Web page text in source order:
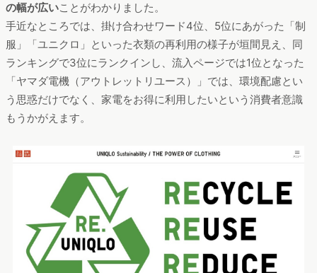
の幅が広いことがわかりました。
手近なところでは、掛け合わせワード4位、5位にあがった「制
服」「ユニクロ」といった衣類の再利用の様子が垣間見え、同
ランキングで3位にランクインし、流入ページでは1位となった
「ヤマダ電機（アウトレットリユース）」では、環境配慮とい
う思惑だけでなく、家電をお得に利用したいという消費者意識
もうかがえます。